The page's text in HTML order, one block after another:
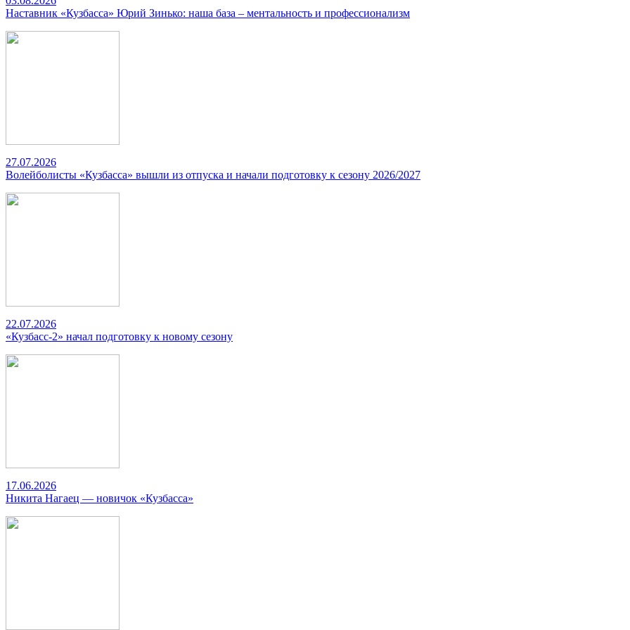
Наставник «Кузбасса» Юрий Зинько: наша база – ментальность и профессионализм
27.07.2026
Волейболисты «Кузбасса» вышли из отпуска и начали подготовку к сезону 2026/2027
22.07.2026
«Кузбасс-2» начал подготовку к новому сезону
17.06.2026
Никита Нагаец — новичок «Кузбасса»